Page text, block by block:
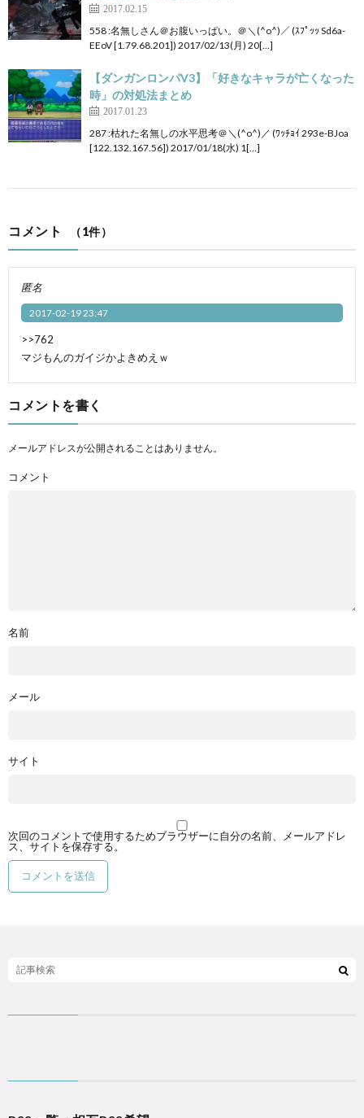
2017.02.15
558 :名無しさん＠お腹いっぱい。＠＼(^o^)／ (ｽﾌﾟｯｯ Sd6a-
EEoV [1.79.68.201]) 2017/02/13(月) 20[…]
【ダンガンロンパV3】「好きなキャラが亡くなった
時」の対処法まとめ
2017.01.23
287 :枯れた名無しの水平思考＠＼(^o^)／ (ﾜｯﾁｮｲ 293e-BJoa
[122.132.167.56]) 2017/01/18(水) 1[…]
コメント （1件）
匿名
2017-02-19 23:47
>>762
マジもんのガイジかよきめえｗ
コメントを書く
メールアドレスが公開されることはありません。
コメント
名前
メール
サイト
次回のコメントで使用するためブラウザーに自分の名前、メールアドレ
ス、サイトを保存する。